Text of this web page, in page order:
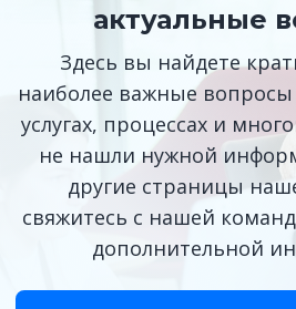
актуальные
Здесь вы найдете
наиболее важные
услугах, процессах и
не нашли нужной
другие страницы
свяжитесь с нашей
дополнительной